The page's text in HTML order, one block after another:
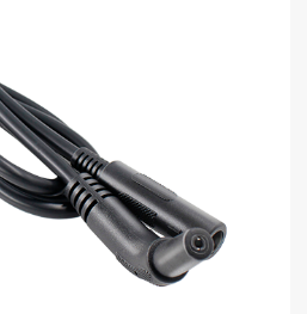
了解详情